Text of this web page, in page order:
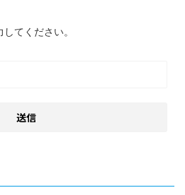
てください。